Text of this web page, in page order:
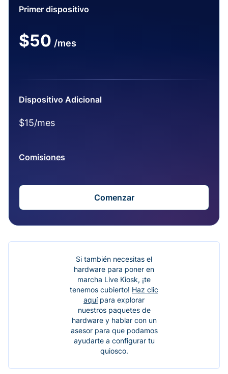
Primer dispositivo
$50 /mes
Dispositivo Adicional
$15/mes
Comisiones
Comenzar
Si también necesitas el
hardware para poner en
marcha Live Kiosk, ¡te
tenemos cubierto! Haz clic
aquípara explorar
nuestros paquetes de
hardware y hablar con un
asesor para que podamos
ayudarte a configurar tu
quiosco.